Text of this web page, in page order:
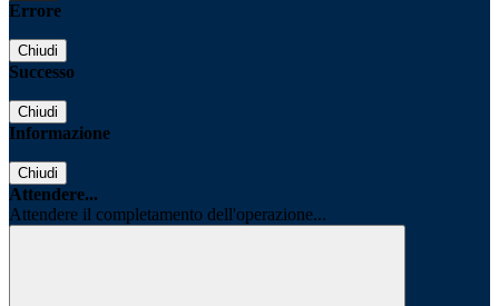
Errore
Chiudi
Successo
Chiudi
Informazione
Chiudi
Attendere...
Attendere il completamento dell'operazione...